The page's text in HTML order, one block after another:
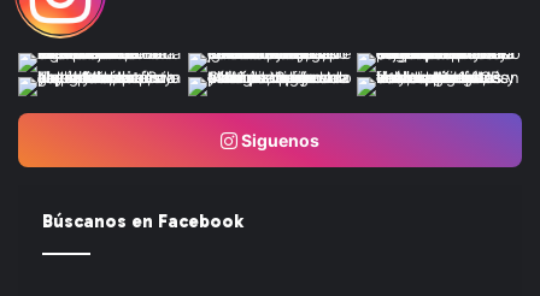
Siguenos
Búscanos en Facebook